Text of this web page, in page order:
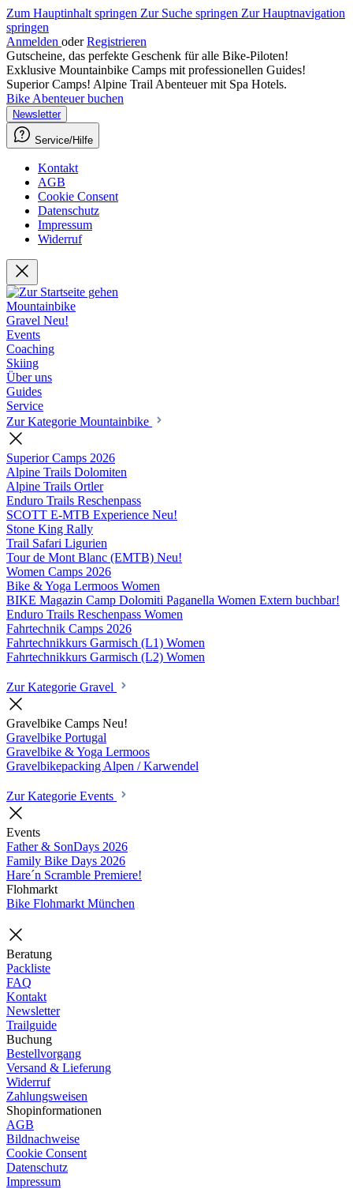
Zum Hauptinhalt springen Zur Suche springen Zur Hauptnavigation
springen
Anmelden oder Registrieren
Gutscheine, das perfekte Geschenk für alle Bike-Piloten!
Exklusive Mountainbike Camps mit professionellen Guides!
Superior Camps! Alpine Trail Abenteuer mit Spa Hotels.
Bike Abenteuer buchen
Newsletter
Service/Hilfe
Kontakt
AGB
Cookie Consent
Datenschutz
Impressum
Widerruf
Mountainbike
Gravel Neu!
Events
Coaching
Skiing
Über uns
Guides
Service
Zur Kategorie Mountainbike
Superior Camps 2026
Alpine Trails Dolomiten
Alpine Trails Ortler
Enduro Trails Reschenpass
SCOTT E-MTB Experience Neu!
Stone King Rally
Trail Safari Ligurien
Tour de Mont Blanc (EMTB) Neu!
Women Camps 2026
Bike & Yoga Lermoos Women
BIKE Magazin Camp Dolomiti Paganella Women Extern buchbar!
Enduro Trails Reschenpass Women
Fahrtechnik Camps 2026
Fahrtechnikkurs Garmisch (L1) Women
Fahrtechnikkurs Garmisch (L2) Women
Zur Kategorie Gravel
Gravelbike Camps Neu!
Gravelbike Portugal
Gravelbike & Yoga Lermoos
Gravelbikepacking Alpen / Karwendel
Zur Kategorie Events
Events
Father & SonDays 2026
Family Bike Days 2026
Hare´n Scramble Premiere!
Flohmarkt
Bike Flohmarkt München
Beratung
Packliste
FAQ
Kontakt
Newsletter
Trailguide
Buchung
Bestellvorgang
Versand & Lieferung
Widerruf
Zahlungsweisen
Shopinformationen
AGB
Bildnachweise
Cookie Consent
Datenschutz
Impressum